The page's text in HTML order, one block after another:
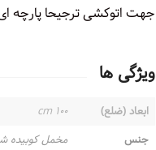
جهت اتوکشی ترجیحا پارچه
ویژگی ها
ابعاد (ضلع)
۱۰۰ cm
جنس
مخمل کوبیده